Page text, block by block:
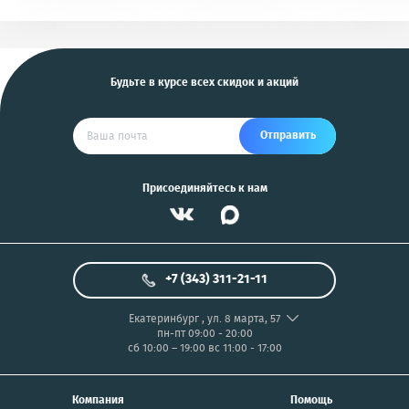
Будьте в курсе всех скидок и акций
Отправить
Присоединяйтесь к нам
Помощь
Компания
+7 (343) 311-21-11
Екатеринбург, ул. 8 марта, 57
пн-пт 09:00 - 20:00
сб 10:00 – 19:00 вс 11:00 - 17:00